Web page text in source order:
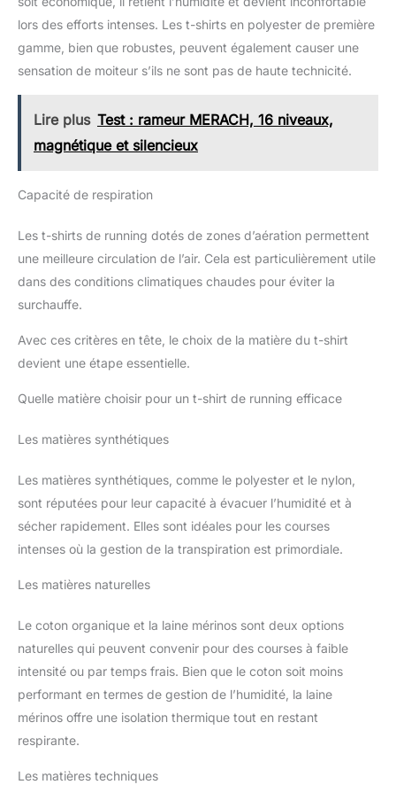
lors des efforts intenses. Les t-shirts en polyester de première
gamme, bien que robustes, peuvent également causer une
sensation de moiteur s’ils ne sont pas de haute technicité.
Lire plus Test : rameur MERACH, 16 niveaux,
magnétique et silencieux
Capacité de respiration
Les t-shirts de running dotés de zones d’aération permettent
une meilleure circulation de l’air. Cela est particulièrement utile
dans des conditions climatiques chaudes pour éviter la
surchauffe.
Avec ces critères en tête, le choix de la matière du t-shirt
devient une étape essentielle.
Quelle matière choisir pour un t-shirt de running efficace
Les matières synthétiques
Les matières synthétiques, comme le polyester et le nylon,
sont réputées pour leur capacité à évacuer l’humidité et à
sécher rapidement. Elles sont idéales pour les courses
intenses où la gestion de la transpiration est primordiale.
Les matières naturelles
Le coton organique et la laine mérinos sont deux options
naturelles qui peuvent convenir pour des courses à faible
intensité ou par temps frais. Bien que le coton soit moins
performant en termes de gestion de l’humidité, la laine
mérinos offre une isolation thermique tout en restant
respirante.
Les matières techniques